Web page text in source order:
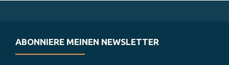
ABONNIERE MEINEN NEWSLETTER